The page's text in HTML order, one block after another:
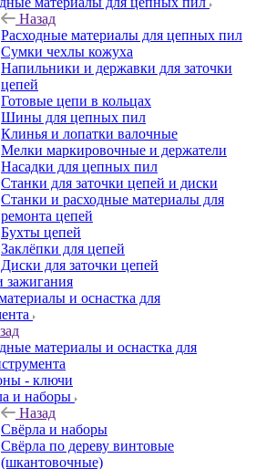
Назад
Расходные материалы для цепных пил
Сумки чехлы кожуха
Напильники и державки для заточки
цепей
Готовые цепи в кольцах
Шины для цепных пил
Клинья и лопатки валочные
Мелки маркировочные и держатели
Насадки для цепных пил
Станки для заточки цепей и диски
Станки и расходные материалы для
ремонта цепей
Бухты цепей
Заклёпки для цепей
Диски для заточки цепей
зажигания
и оснастка для
материалы и оснастка для
- ключи
и наборы
Назад
Свёрла и наборы
Свёрла по дереву винтовые
(шкантовочные)